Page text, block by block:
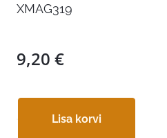
XMAG319
9,20 €
Lisa korvi